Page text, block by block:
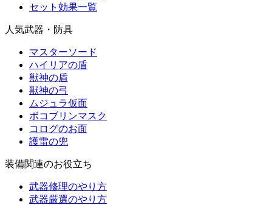
セット効果一覧
人気武器・防具
マスターソード
ハイリアの盾
獣神の盾
獣神の弓
ムジュラ仮面
ボコブリンマスク
コログのお面
護雷の兜
装備関連のお役立ち
武器修理のやり方
武器厳選のやり方